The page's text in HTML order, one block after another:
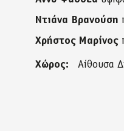
Ντιάνα Βρανούση
Χρήστος Μαρίνος
Χώρος: Αίθουσα